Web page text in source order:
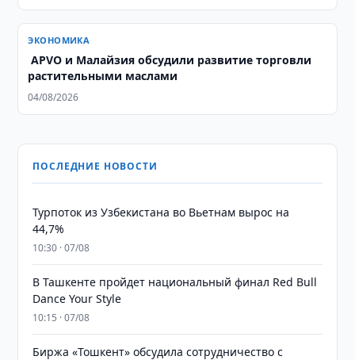
ЭКОНОМИКА
​​​​​​​ APVO и Малайзия обсудили развитие торговли
растительными маслами
04/08/2026
ПОСЛЕДНИЕ НОВОСТИ
Турпоток из Узбекистана во Вьетнам вырос на
44,7%
10:30 · 07/08
В Ташкенте пройдет национальный финал Red Bull
Dance Your Style
10:15 · 07/08
Биржа «Тошкент» обсудила сотрудничество с